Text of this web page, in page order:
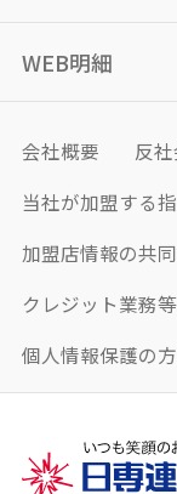
WEB明細
会社概要
反
当社が加盟する
加盟店情報の共
クレジット業務
個人情報保護の